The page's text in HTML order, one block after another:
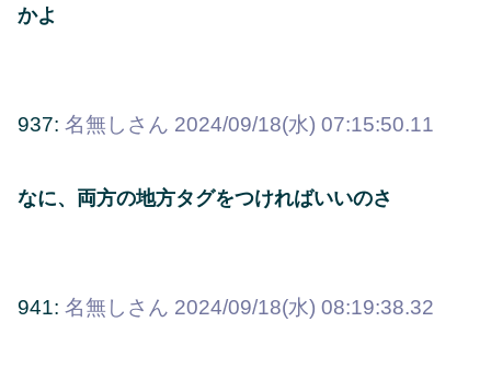
かよ
937: 名無しさん 2024/09/18(水) 07:15:50.11
なに、両方の地方タグをつければいいのさ
941: 名無しさん 2024/09/18(水) 08:19:38.32